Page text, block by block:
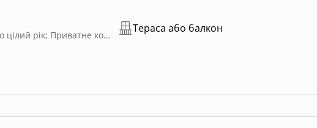
Входить у вартість; Доступно цілий рік; Приватне користування; Без підігріву
Тераса або балкон